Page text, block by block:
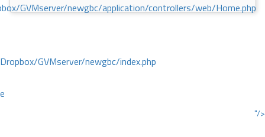
GVMserver/newgbc/application/controllers/web/Home.php
GVMserver/newgbc/index.php
"/>